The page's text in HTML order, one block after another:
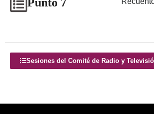
Sesiones del Comité de Radio y